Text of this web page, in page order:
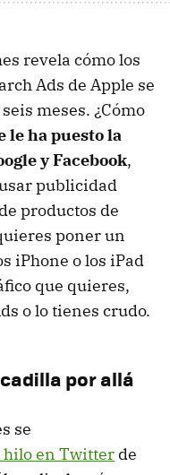
revela cómo los
Ads de Apple se
meses. ¿Cómo
le ha puesto la
y Facebook,
publicidad
productos de
poner un
iPhone o los iPad
que quieres,
o lo tienes crudo.
por allá
se
hilo en Twitter de